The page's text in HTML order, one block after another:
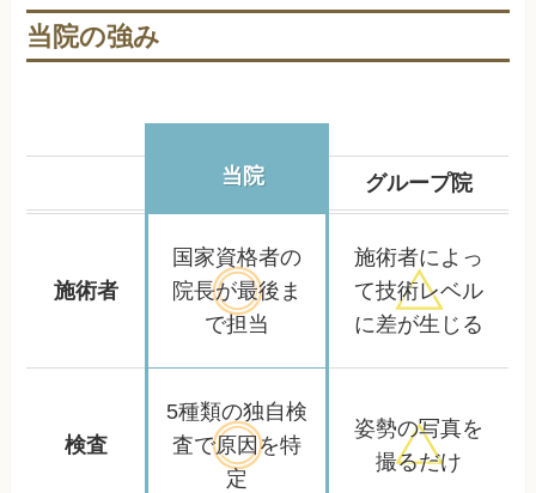
当院の強み
当院 グループ院
施術者
国家資格者の
院長が最後ま
で担当
施術者によっ
て技術レベル
に差が生じる
検査
5種類の独自検
査で原因を特
定
姿勢の写真を
撮るだけ